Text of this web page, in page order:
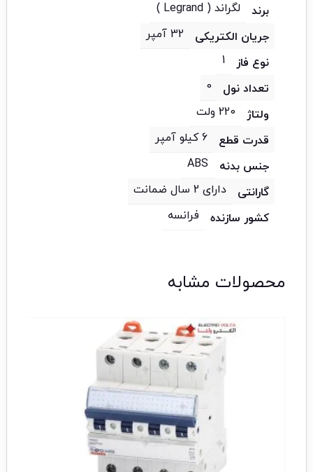
برند
لگراند ( Legrand )
جریان الکتریکی
32 آمپر
نوع فاز
1
تعداد نول
0
ولتاژ
220 ولت
قدرت قطع
6 کیلو آمپر
جنس بدنه
ABS
گارانتی
دارای 2 سال ضمانت
کشور سازنده
فرانسه
محصولات مشابه